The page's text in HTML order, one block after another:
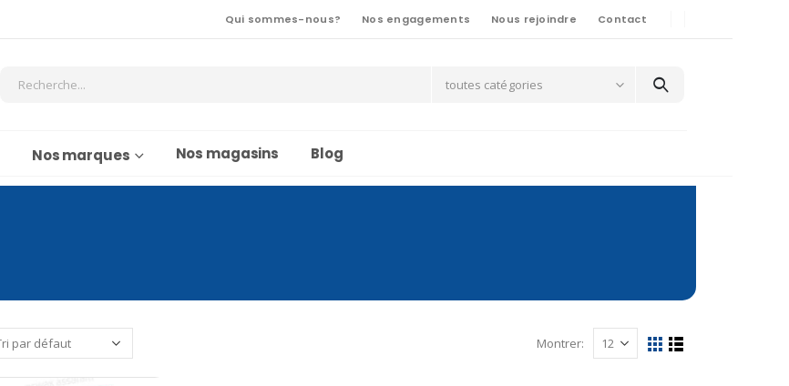
Qui sommes-nous? Nos engagements Nous rejoindre Contact
toutes catégories
Nos marques Nos magasins Blog
Montrer: